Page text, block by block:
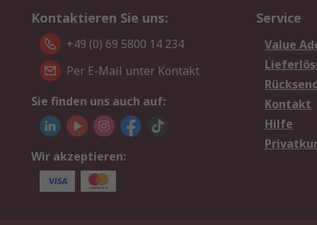
Kontaktieren Sie uns:
+49 (0) 69 5800 14 234
Per E-Mail unter Kontakt
Sie finden uns auch auf:
Wir akzeptieren:
Service
Value
Kontakt
Hilfe